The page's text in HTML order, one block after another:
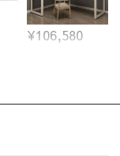
¥106,580